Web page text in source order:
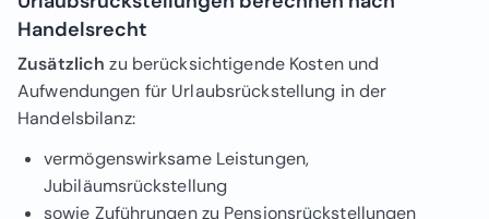
Handelsrecht
Zusätzlich zu berücksichtigende Kosten und
Aufwendungen für Urlaubsrückstellung in der
Handelsbilanz:
vermögenswirksame Leistungen,
Jubiläumsrückstellung
sowie Zuführungen zu Pensionsrückstellungen